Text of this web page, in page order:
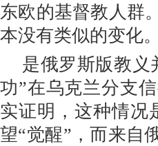
东欧的基督教人群
本没有类似的变化。
是俄罗斯版教义
功”在乌克兰分支
实证明，这种情况
望“觉醒”，而来自